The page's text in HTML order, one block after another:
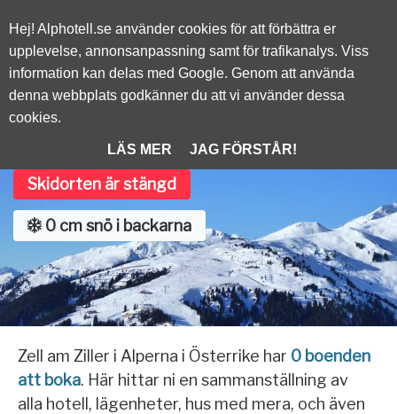
Alphotell.se
ÖSTERRIKE/
Zell am Ziller
Skidorten är stängd
0 cm snö i backarna
Zell am Ziller i Alperna i Österrike har 0 boenden
att boka. Här hittar ni en sammanställning av
alla hotell, lägenheter, hus med mera, och även
Hej! Alphotell.se använder cookies för att förbättra er
upplevelse, annonsanpassning samt för trafikanalys. Viss
information kan delas med Google. Genom att använda
denna webbplats godkänner du att vi använder dessa
cookies.
LÄS MER JAG FÖRSTÅR!